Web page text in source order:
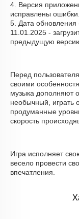
4. Версия
исправлены ошибки.
5. Дата обновления
11.01.2025 -
предыдущую
Перед
своими
музыка дополняют
необычный, играть
продуманные
скорость
Игра исполняет
весело провести
впечатления.